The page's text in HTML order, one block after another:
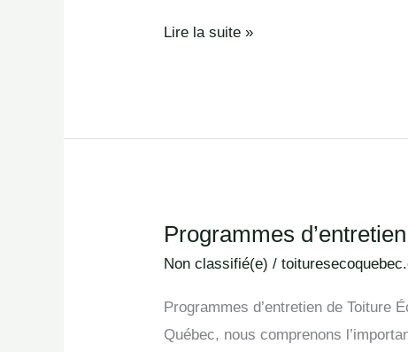
Lire la suite »
Programmes
Non classifié(e) /
Programmes d’entretien de Toiture
Québec, nous comprenons
Programmes
d’entretien
Trois-
Rivières